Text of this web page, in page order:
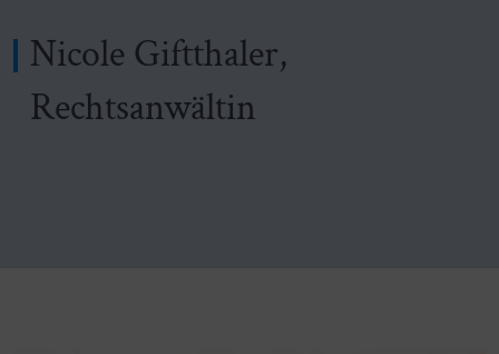
Nicole Giftthaler,
Rechtsanwältin